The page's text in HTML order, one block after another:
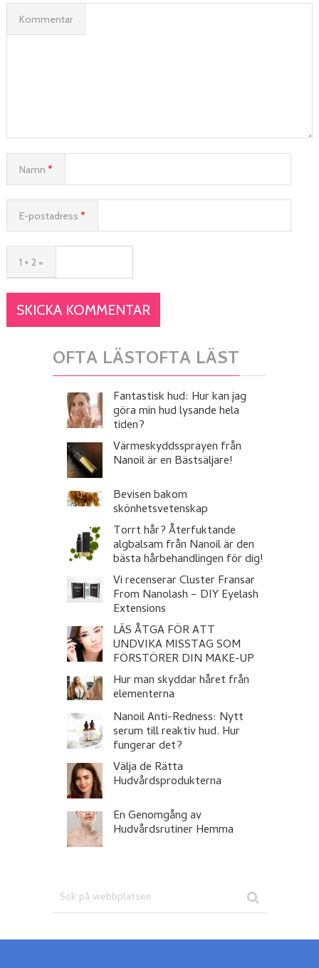
Kommentar
Namn *
E-postadress *
1 + 2 =
OFTA LÄSTOFTA LÄST
Fantastisk hud: Hur kan jag
göra min hud lysande hela
tiden?
Värmeskyddssprayen från
Nanoil är en Bästsäljare!
Bevisen bakom
skönhetsvetenskap
Torrt hår? Återfuktande
algbalsam från Nanoil är den
bästa hårbehandlingen för dig!
Vi recenserar Cluster Fransar
From Nanolash – DIY Eyelash
Extensions
LÄS ÅTGA FÖR ATT
UNDVIKA MISSTAG SOM
FÖRSTÖRER DIN MAKE-UP
Hur man skyddar håret från
elementerna
Nanoil Anti-Redness: Nytt
serum till reaktiv hud. Hur
fungerar det?
Välja de Rätta
Hudvårdsprodukterna
En Genomgång av
Hudvårdsrutiner Hemma